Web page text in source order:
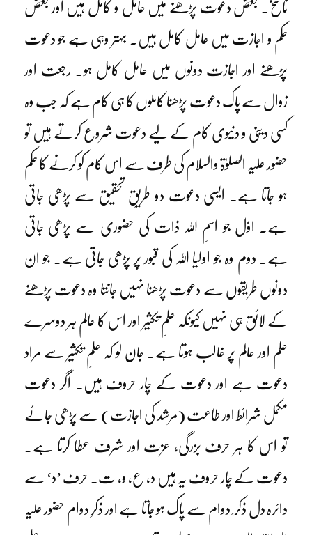
ناسخ۔ بعض دعوت پڑھنے میں عامل و کامل ہیں اور بعض
حکم و اجازت میں عامل کامل ہیں۔ بہتر وہی ہے جو دعوت
پڑھنے اور اجازت دونوں میں عامل کامل ہو۔ رجعت اور
زوال سے پاک دعوت پڑھنا کاملوں کا ہی کام ہے کہ جب وہ
کسی دینی و دنیوی کام کے لیے دعوت شروع کرتے ہیں تو
حضور علیہ الصلوٰۃ والسلام کی طرف سے اس کام کو کرنے کا حکم
ہو جاتا ہے۔ ایسی دعوت دو طریقِ تحقیق سے پڑھی جاتی
ہے۔ اوّل جو اسمِ اللہ ذات کی حضوری سے پڑھی جاتی
ہے۔ دوم وہ جو اولیا اللہ کی قبور پر پڑھی جاتی ہے۔ جو ان
دونوں طریقوں سے دعوت پڑھنا نہیں جانتا وہ دعوت پڑھنے
کے لائق ہی نہیں کیونکہ علمِ تکثیر اور اس کا عالم ہر دوسرے
علم اور عالم پر غالب ہوتا ہے۔ جان لو کہ علمِ تکثیر سے مراد
دعوت ہے اور دعوت کے چار حروف ہیں۔ اگر دعوت
مکمل شرائط اور طاعت (مرشد کی اجازت) سے پڑھی جائے
تو اس کا ہر حرف بزرگی، عزت اور شرف عطا کرتا ہے۔
دعوت کے چار حروف یہ ہیں د، ع، و، ت۔ حرف ’د‘ سے
دائرہ دل ذکر ِ دوام سے پاک ہو جاتا ہے اور ذکرِ دوام حضور علیہ